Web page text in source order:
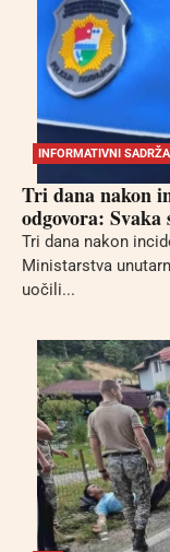
INFORMATIVNI
Tri dana nakon
odgovora:
Tri dana nakon
Ministarstva
uočili...